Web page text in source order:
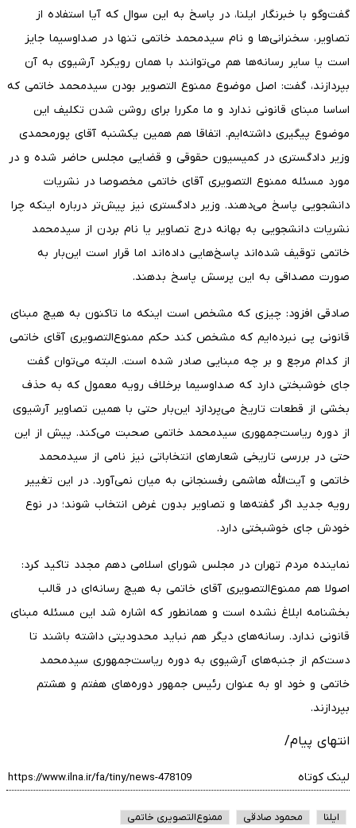
گفت‌وگو با خبرنگار ایلنا، در پاسخ به این سوال که آیا استفاده از
تصاویر، سخنرانی‌ها و نام سیدمحمد خاتمی تنها در صداوسیما جایز
است یا سایر رسانه‌ها هم می‌توانند با همان رویکرد آرشیوی به آن
بپردازند، گفت: اصل موضوع ممنوع التصویر بودن سیدمحمد خاتمی که
اساسا مبنای قانونی ندارد و ما مکررا برای روشن شدن تکلیف این
موضوع پیگیری داشته‌ایم. اتفاقا هم همین یکشنبه آقای پورمحمدی
وزیر دادگستری در کمیسیون حقوقی و قضایی مجلس حاضر شده و در
مورد مسئله ممنوع التصویری آقای خاتمی مخصوصا در نشریات
دانشجویی پاسخ می‌دهند. وزیر دادگستری نیز پیش‌تر درباره اینکه چرا
نشریات دانشجویی به بهانه درج تصاویر یا نام بردن از سیدمحمد
خاتمی توقیف شده‌اند پاسخ‌هایی داده‌اند اما قرار است این‌بار به
صورت مصداقی به این پرسش پاسخ بدهند.
صادقی افزود: چیزی که مشخص است اینکه ما تاکنون به هیچ مبنای
قانونی پی نبرده‌ایم که مشخص کند حکم ممنوع‌التصویری آقای خاتمی
از کدام مرجع و بر چه مبنایی صادر شده است. البته می‌توان گفت
جای خوشبختی دارد که صداوسیما برخلاف رویه معمول که به حذف
بخشی از قطعات تاریخ می‌پردازد این‌بار حتی با همین تصاویر آرشیوی
از دوره ریاست‌جمهوری سیدمحمد خاتمی صحبت می‌کند. پیش از این
حتی در بررسی تاریخی شعارهای انتخاباتی نیز نامی از سیدمحمد
خاتمی و آیت‌الله هاشمی رفسنجانی به میان نمی‌آورد. در این تغییر
رویه جدید اگر گفته‌ها و تصاویر بدون غرض انتخاب شوند؛ در نوع
خودش جای خوشبختی دارد.
نماینده مردم تهران در مجلس شورای اسلامی دهم مجدد تاکید کرد:
اصولا هم ممنوع‌التصویری آقای خاتمی به هیچ رسانه‌ای در قالب
بخشنامه ابلاغ نشده است و همانطور که اشاره شد این مسئله مبنای
قانونی ندارد. رسانه‌های دیگر هم نباید محدودیتی داشته باشند تا
دست‌کم از جنبه‌های آرشیوی به دوره ریاست‌جمهوری سیدمحمد
خاتمی و خود او به عنوان رئیس جمهور دوره‌های هفتم و هشتم
بپردازند.
انتهای پیام/
لینک کوتاه
ایلنا محمود صادقی ممنوع‌التصویری خاتمی